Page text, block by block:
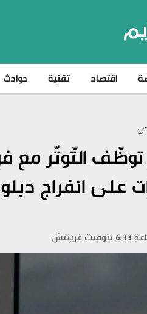
اقتصاد تقنية حوادث
توظّف التّوتّر مع
انفراج